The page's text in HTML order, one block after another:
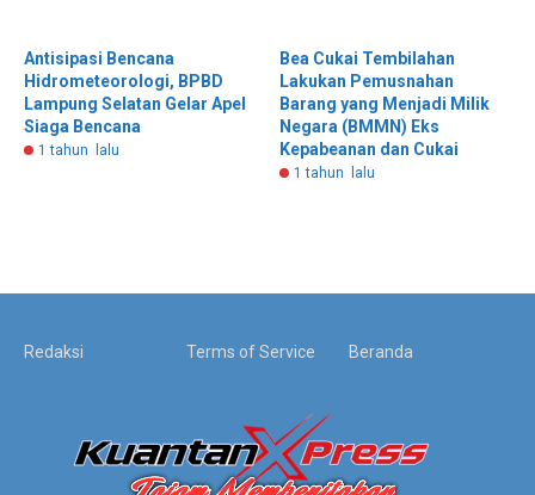
Antisipasi Bencana
Hidrometeorologi, BPBD
Lampung Selatan Gelar Apel
Siaga Bencana
1 tahun lalu
Bea Cukai Tembilahan
Lakukan Pemusnahan
Barang yang Menjadi Milik
Negara (BMMN) Eks
Kepabeanan dan Cukai
1 tahun lalu
Redaksi Terms of Service Beranda